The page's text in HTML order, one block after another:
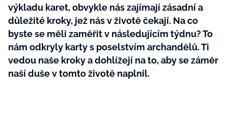
výkladu karet, obvykle nás zajímají zásadní a
důležité kroky, jež nás v životě čekají. Na co
byste se měli zaměřit v následujícím týdnu? To
nám odkryly karty s poselstvím archandělů. Ti
vedou naše kroky a dohlížejí na to, aby se záměr
naší duše v tomto životě naplnil.